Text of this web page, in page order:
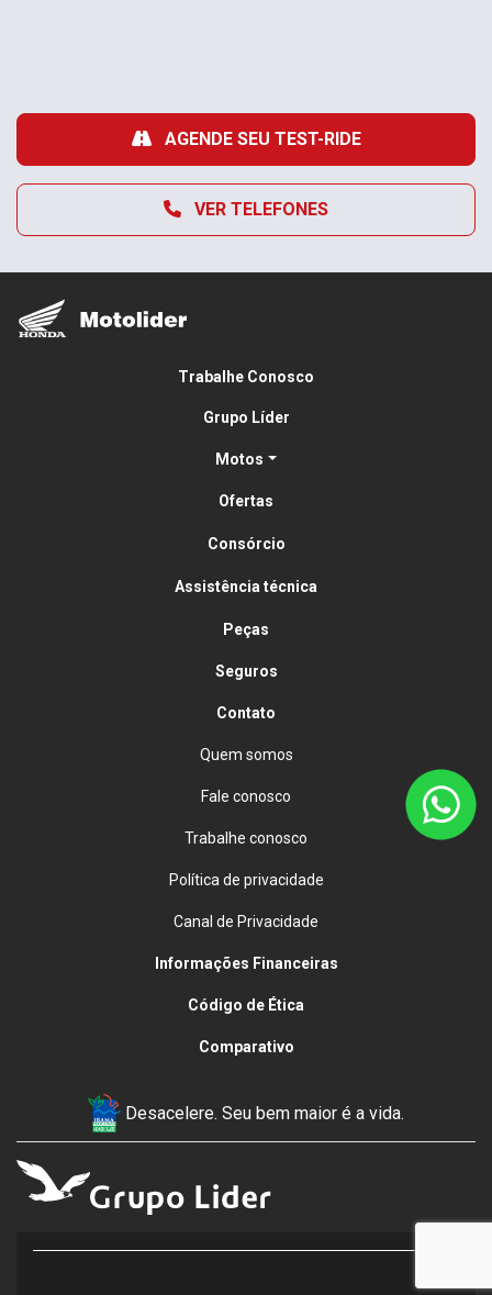
VER TELEFONES
AGENDE SEU TEST-RIDE
Trabalhe Conosco
Grupo Líder
Motos
Ofertas
Consórcio
Assistência técnica
Peças
Seguros
Contato
Quem somos
Fale conosco
Trabalhe conosco
Política de privacidade
Canal de Privacidade
Informações Financeiras
Código de Ética
Comparativo
Desacelere. Seu bem maior é a vida.